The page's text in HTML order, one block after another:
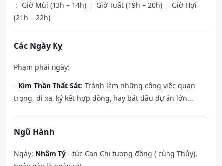
; Giờ Mùi (13h – 14h) ; Giờ Tuất (19h – 20h) ; Giờ Hợi
(21h – 22h)
Các Ngày Kỵ
Phạm phải ngày:
- Kim Thần Thất Sát: Tránh làm những công việc quan
trọng, đi xa, ký kết hợp đồng, hay bắt đầu dự án lớn...
Ngũ Hành
Ngày: Nhâm Tý - tức Can Chi tương đồng ( cùng Thủy),